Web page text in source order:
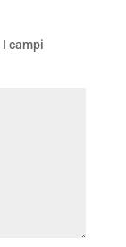
I campi